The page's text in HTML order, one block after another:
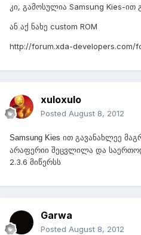
კი, გამოსულია Samsung Kies-ით
ან აქ ნახე custom ROM
http://forum.xda-developers.com/
xuloxulo
Posted August 8, 2012
Samsung Kies ით გავანახლეე
არაფერიი შეცვლილა და
2.3.6 მიწერსს
Garwa
Posted August 8, 2012